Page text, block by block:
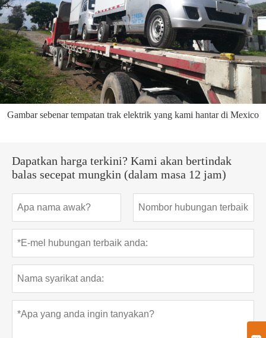
Gambar sebenar tempatan trak elektrik yang kami hantar di Mexico
Dapatkan harga terkini? Kami akan bertindak
balas secepat mungkin (dalam masa 12 jam)